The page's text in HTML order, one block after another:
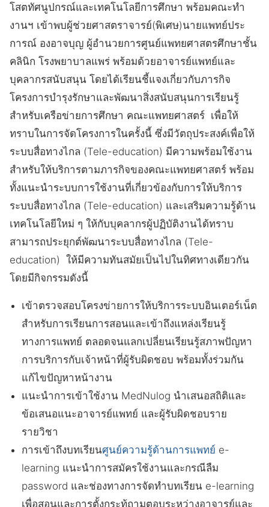
โสตทัศนูปกรณ์และเทคโนโลยีการศึกษา พร้อมคณะทำ
งานฯ เข้าพบผู้ช่วยศาสตราจารย์(พิเศษ)นายแพทย์ประ
การณ์ องอาจบุญ ผู้อำนวยการศูนย์แพทยศาสตรศึกษาชั้น
คลินิก โรงพยาบาลแพร่ พร้อมด้วยอาจารย์แพทย์และ
บุคลากรสนับสนุน โดยได้เรียนชี้แจงเกี่ยวกับภารกิจ
โครงการบำรุงรักษาและพัฒนาสิ่งสนับสนุนการเรียนรู้
สำหรับเครือข่ายการศึกษา คณะแพทยศาสตร์ เพื่อให้
ทราบในการจัดโครงการในครั้งนี้ ซึ่งมีวัตถุประสงค์เพื่อให้
ระบบสื่อทางไกล (Tele-education) มีความพร้อมใช้งาน
สำหรับให้บริการตามภารกิจของคณะแพทยศาสตร์ พร้อม
ทั้งแนะนำระบบการใช้งานที่เกี่ยวข้องกับการให้บริการ
ระบบสื่อทางไกล (Tele-education) และเสริมความรู้ด้าน
เทคโนโลยีใหม่ ๆ ให้กับบุคลากรผู้ปฏิบัติงานได้ทราบ
สามารถประยุกต์พัฒนาระบบสื่อทางไกล (Tele-
education) ให้มีความทันสมัยเป็นไปในทิศทางเดียวกัน
โดยมีกิจกรรมดังนี้
เข้าตรวจสอบโครงข่ายการให้บริการระบบอินเตอร์เน็ต
สำหรับการเรียนการสอนและเข้าถึงแหล่งเรียนรู้
ทางการแพทย์ ตลอดจนแลกเปลี่ยนเรียนรู้สภาพปัญหา
การบริการกับเจ้าหน้าที่ผู้รับผิดชอบ พร้อมทั้งร่วมกัน
แก้ไขปัญหาหน้างาน
แนะนำการเข้าใช้งาน MedNulog นำเสนอสถิติและ
ข้อเสนอแนะอาจารย์แพทย์ และผู้รับผิดชอบราย
รายวิชา
การเข้าถึงบทเรียนศูนย์ความรู้ด้านการแพทย์ e-
learning แนะนำการสมัครใช้งานและกรณีลืม
password และช่องทางการจัดทำบทเรียน e-learning
เพื่อสอนและการตั้งกระทู้ถามตอบระหว่างอาจารย์และ